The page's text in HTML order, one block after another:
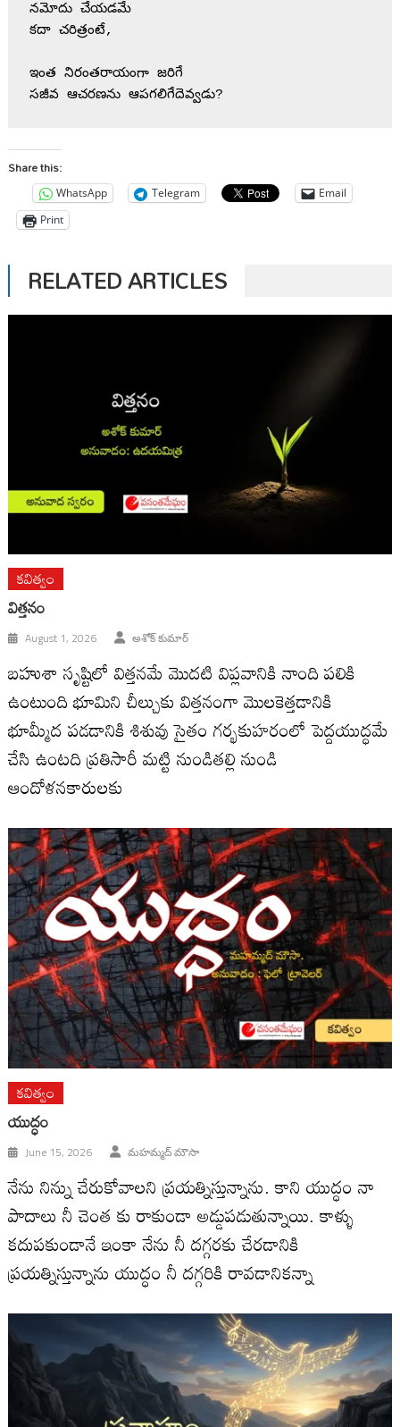
నమోదు చేయడమే
కదా చరిత్రంటే,
ఇంత నిరంతరాయంగా జరిగే
సజీవ ఆచరణను ఆపగలిగేదెవ్వడు?
Share this:
WhatsApp Telegram
Email
Print
RELATED ARTICLES
కవిత్వం
విత్తనం
August 1, 2026 అశోక్ కుమార్
బహుశా సృష్టిలో విత్తనమే మొదటి విప్లవానికి నాంది పలికి
ఉంటుంది భూమిని చీల్చుకు విత్తనంగా మొలకెత్తడానికి
భూమ్మీద పడడానికి శిశువు సైతం గర్భకుహరంలో పెద్దయుద్ధమే
చేసి ఉంటది ప్రతిసారీ మట్టి నుండితల్లి నుండి
ఆందోళనకారులకు
కవిత్వం
యుద్ధం
June 15, 2026 మహమ్మద్ మౌసా
నేను నిన్ను చేరుకోవాలని ప్రయత్నిస్తున్నాను. కాని యుద్ధం నా
పాదాలు నీ చెంత కు రాకుండా అడ్డుపడుతున్నాయి. కాళ్ళు
కదుపకుండానే ఇంకా నేను నీ దగ్గరకు చేరడానికి
ప్రయత్నిస్తున్నాను యుద్ధం నీ దగ్గరికి రావడానికన్నా